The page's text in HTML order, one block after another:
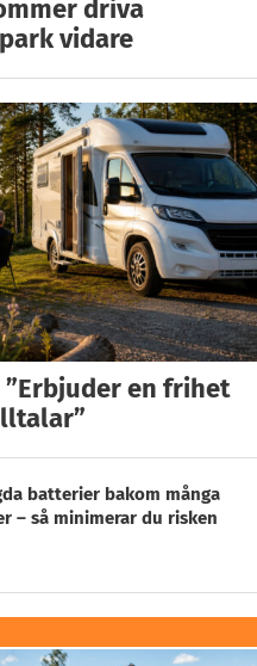
driva
vidare
en frihet
batterier bakom många
– så minimerar du risken